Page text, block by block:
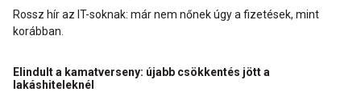
Rossz hír az IT-soknak: már nem nőnek úgy a fizetések, mint
korábban.
Elindult a kamatverseny: újabb csökkentés jött a
lakáshiteleknél